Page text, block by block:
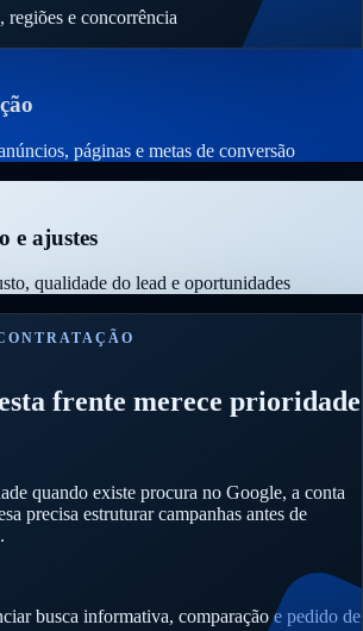
regiões e concorrência
páginas e metas de conversão
e ajustes
qualidade do lead e oportunidades
frente merece prioridade
quando existe procura no Google, a conta
precisa estruturar campanhas antes de
busca informativa, comparação e pedido de